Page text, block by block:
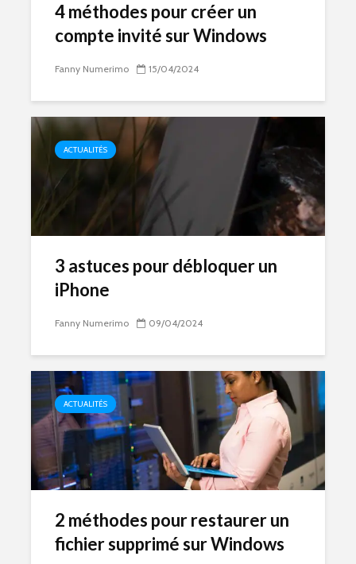
4 méthodes pour créer un
compte invité sur Windows
Fanny Numerimo 15/04/2024
ACTUALITÉS
3 astuces pour débloquer un
iPhone
Fanny Numerimo 09/04/2024
ACTUALITÉS
2 méthodes pour restaurer un
fichier supprimé sur Windows